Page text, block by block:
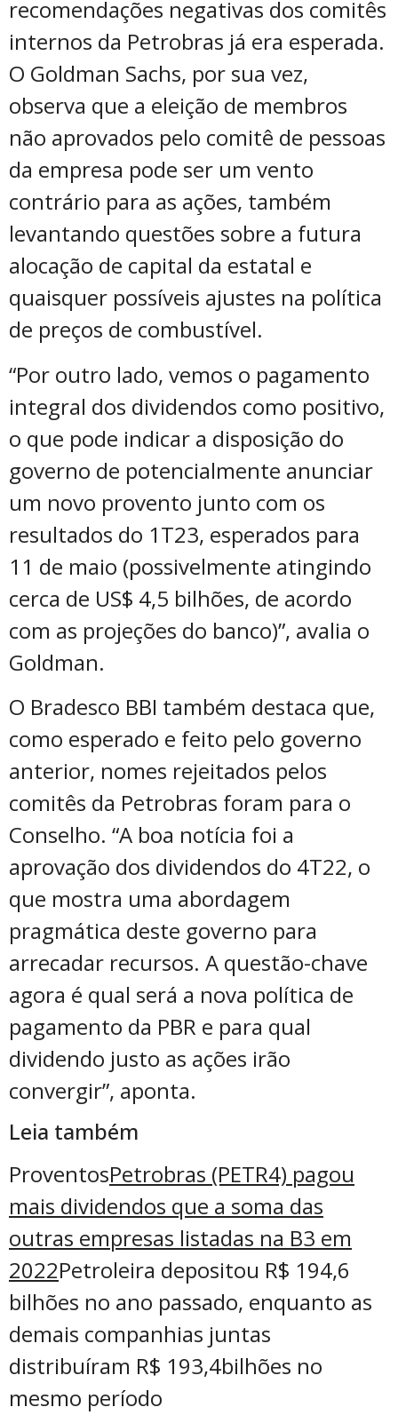
recomendações negativas dos comitês
internos da Petrobras já era esperada.
O Goldman Sachs, por sua vez,
observa que a eleição de membros
não aprovados pelo comitê de pessoas
da empresa pode ser um vento
contrário para as ações, também
levantando questões sobre a futura
alocação de capital da estatal e
quaisquer possíveis ajustes na política
de preços de combustível.
“Por outro lado, vemos o pagamento
integral dos dividendos como positivo,
o que pode indicar a disposição do
governo de potencialmente anunciar
um novo provento junto com os
resultados do 1T23, esperados para
11 de maio (possivelmente atingindo
cerca de US$ 4,5 bilhões, de acordo
com as projeções do banco)”, avalia o
Goldman.
O Bradesco BBI também destaca que,
como esperado e feito pelo governo
anterior, nomes rejeitados pelos
comitês da Petrobras foram para o
Conselho. “A boa notícia foi a
aprovação dos dividendos do 4T22, o
que mostra uma abordagem
pragmática deste governo para
arrecadar recursos. A questão-chave
agora é qual será a nova política de
pagamento da PBR e para qual
dividendo justo as ações irão
convergir”, aponta.
Leia também
ProventosPetrobras (PETR4) pagou
mais dividendos que a soma das
outras empresas listadas na B3 em
2022Petroleira depositou R$ 194,6
bilhões no ano passado, enquanto as
demais companhias juntas
distribuíram R$ 193,4bilhões no
mesmo período